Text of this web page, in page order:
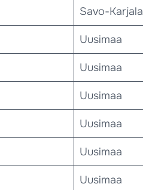
Savo-Karjala
Uusimaa
Uusimaa
Uusimaa
Uusimaa
Uusimaa
Uusimaa